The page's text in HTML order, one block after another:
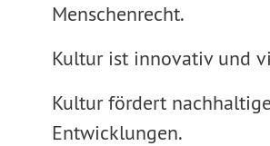
Menschenrecht.
Kultur ist innovativ und
Kultur fördert nachhaltige
Entwicklungen.